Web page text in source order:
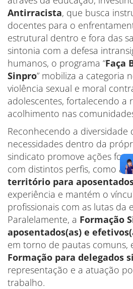
Antirracista, que busca
docentes para o
estrutural dentro e fora das
sintonia com a defesa
humanos, o programa “Faça
Sinpro” mobiliza a categoria
violência sexual e moral
adolescentes, fortalecendo a
acolhimento nas
Reconhecendo a diversidade
necessidades dentro da
sindicato promove ações
com distintos perfis, como a
território para
experiência e mantém o
profissionais com as lutas da
Paralelamente, a Formação
aposentados(as) e
em torno de pautas comuns,
Formação para delegados
representação e a atuação
trabalho.